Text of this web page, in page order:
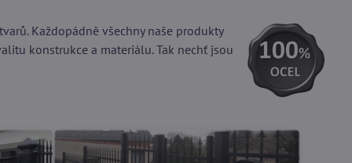
Každopádně všechny naše produkty
konstrukce a materiálu. Tak nechť jsou